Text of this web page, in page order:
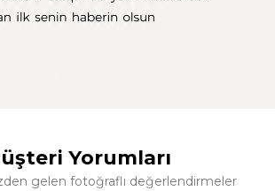
Yorumları
gelen fotoğraflı değerlendirmeler